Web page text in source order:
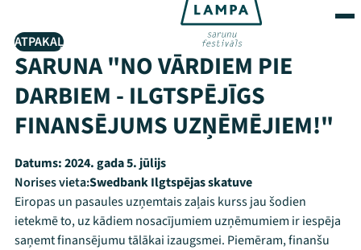
ATPAKAĻ
SARUNA "NO VĀRDIEM PIE
DARBIEM - ILGTSPĒJĪGS
FINANSĒJUMS UZŅĒMĒJIEM!"
Datums:2024. gada 5. jūlijs
Norises vieta:Swedbank Ilgtspējas skatuve
Eiropas un pasaules uzņemtais zaļais kurss jau šodien
ietekmē to, uz kādiem nosacījumiem uzņēmumiem ir iespēja
saņemt finansējumu tālākai izaugsmei. Piemēram, finanšu